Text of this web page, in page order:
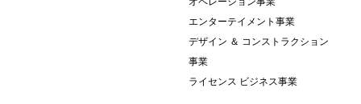
エンターテイメント事業
デザイン ＆ コンストラクション
事業
ライセンス ビジネス事業